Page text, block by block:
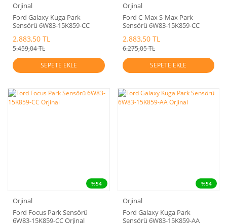
Orjinal
Ford Galaxy Kuga Park
Sensörü 6W83-15K859-CC
2.883,50 TL
5.459,04 TL
SEPETE EKLE
Orjinal
Ford C-Max S-Max Park
Sensörü 6W83-15K859-CC
2.883,50 TL
6.275,05 TL
SEPETE EKLE
%54
Orjinal
Ford Focus Park Sensörü
6W83-15K859-CC Orjinal
%54
Orjinal
Ford Galaxy Kuga Park
Sensörü 6W83-15K859-AA